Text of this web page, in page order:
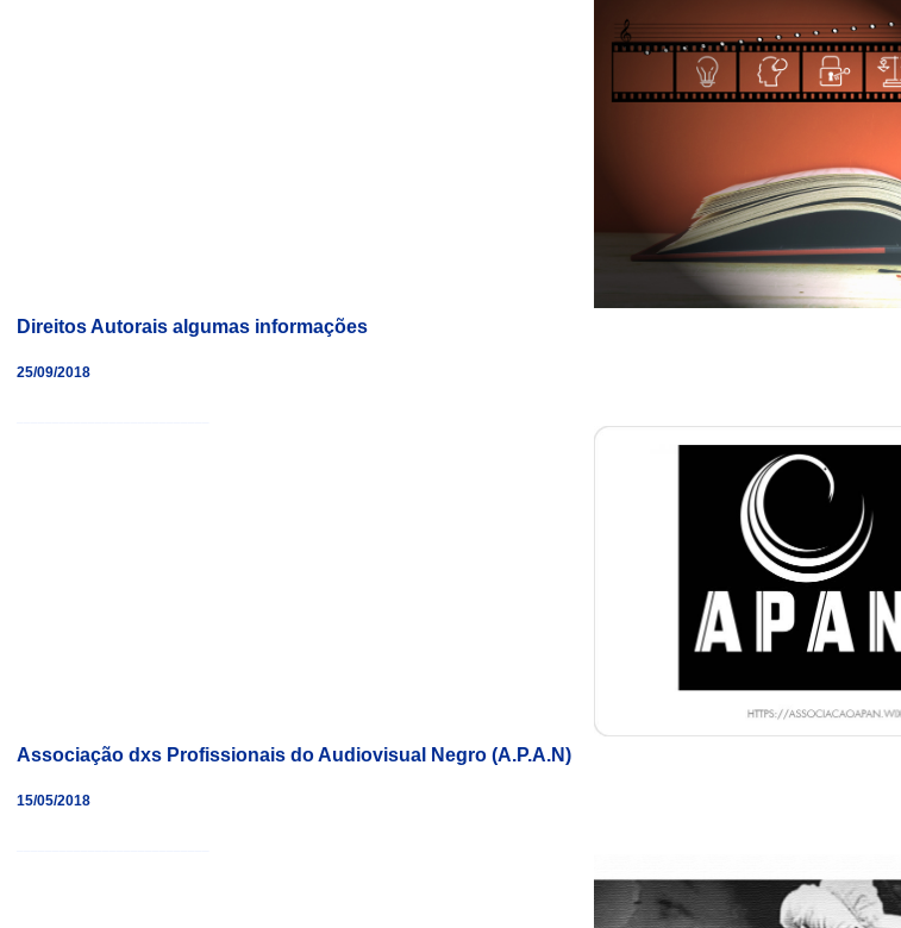
Direitos Autorais algumas informações
25/09/2018
Associação dxs Profissionais do Audiovisual Negro (A.P.A.N)
15/05/2018